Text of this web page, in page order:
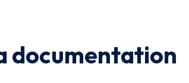
documentation